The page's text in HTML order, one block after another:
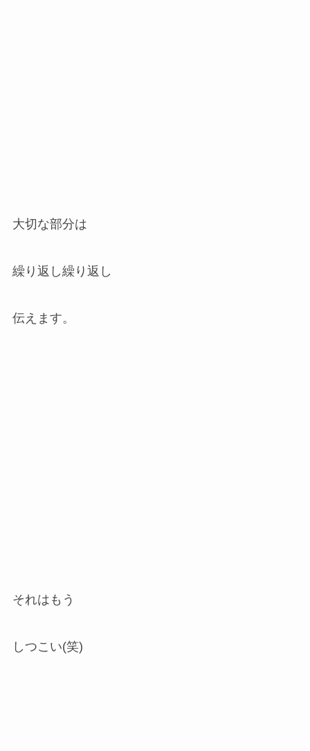
大切な部分は
繰り返し繰り返し
伝えます。
それはもう
しつこい(笑)